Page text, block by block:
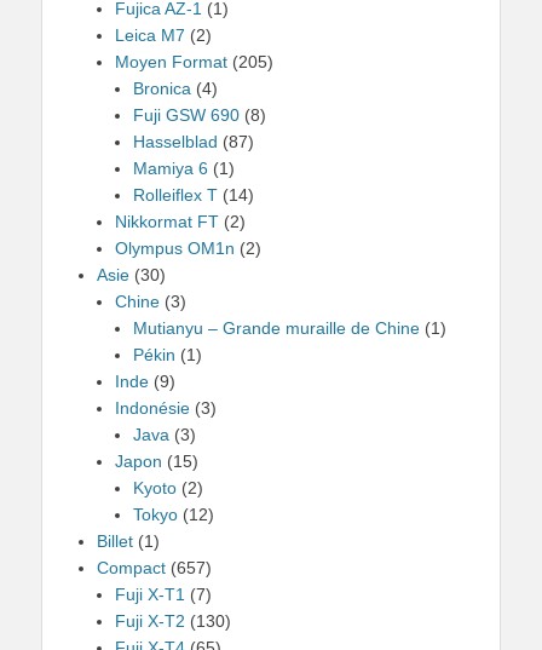
Fujica AZ-1 (1)
Leica M7 (2)
Moyen Format (205)
Bronica (4)
Fuji GSW 690 (8)
Hasselblad (87)
Mamiya 6 (1)
Rolleiflex T (14)
Nikkormat FT (2)
Olympus OM1n (2)
Asie (30)
Chine (3)
Mutianyu – Grande muraille de Chine (1)
Pékin (1)
Inde (9)
Indonésie (3)
Java (3)
Japon (15)
Kyoto (2)
Tokyo (12)
Billet (1)
Compact (657)
Fuji X-T1 (7)
Fuji X-T2 (130)